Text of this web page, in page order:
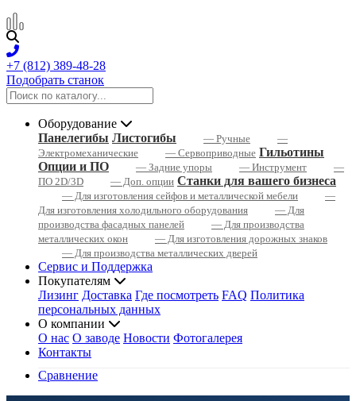
+7 (812) 389-48-28
Подобрать станок
Оборудование
Панелегибы Листогибы — Ручные
—
Электромеханические
— Сервоприводные Гильотины
Опции и ПО
— Задние упоры — Инструмент
—
ПО 2D/3D
— Доп. опции Станки для вашего бизнеса
— Для изготовления сейфов и металлической мебели
—
Для изготовления холодильного оборудования
— Для
производства фасадных панелей
— Для производства
металлических окон
— Для изготовления дорожных знаков
— Для производства металлических дверей
Сервис и Поддержка
Покупателям
Лизинг Доставка Где посмотреть FAQ Политика
персональных данных
О компании
О нас О заводе Новости Фотогалерея
Контакты
Сравнение